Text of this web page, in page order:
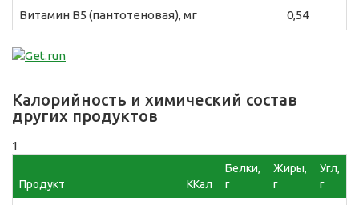
Витамин B5 (пантотеновая), мг 0,54
Калорийность и химический состав
других продуктов
1
Продукт ККал
Белки,
г
Жиры,
г
Угл,
г